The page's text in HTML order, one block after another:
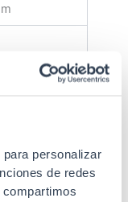
personalizar
de redes